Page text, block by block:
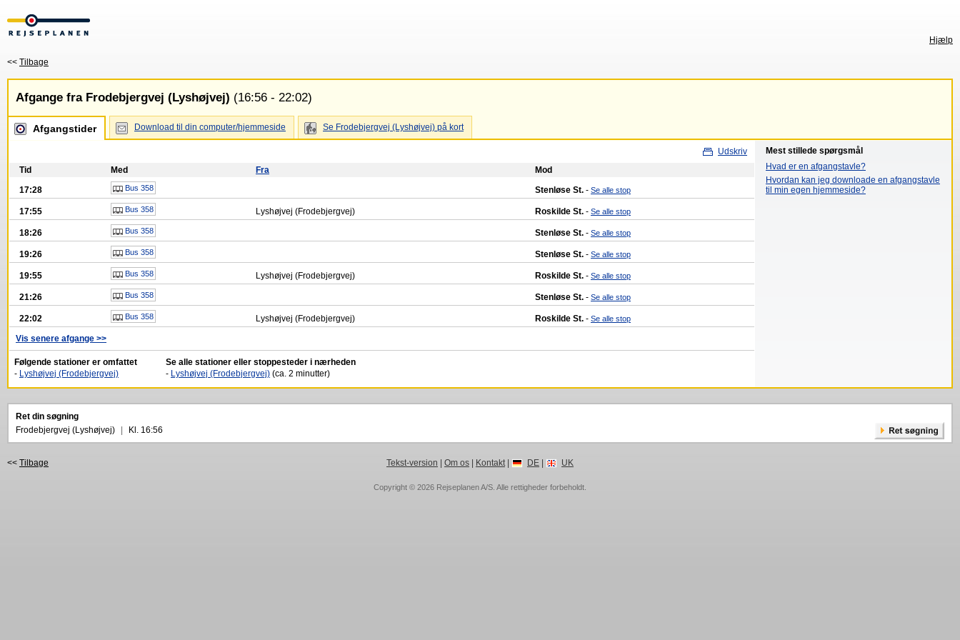
Hjælp
<< Tilbage
Afgange fra Frodebjergvej (Lyshøjvej) (16:56 - 22:02)
Afgangstider Download til din computer/hjemmeside Se Frodebjergvej (Lyshøjvej) på kort
Udskriv
Tid
Med Fra
Mod
17:28
Bus 358 Stenløse St. - Se alle stop
17:55 Bus 358 Lyshøjvej (Frodebjergvej) Roskilde St. - Se alle stop
18:26 Bus 358 Stenløse St. - Se alle stop
19:26 Bus 358 Stenløse St. - Se alle stop
19:55 Bus 358 Lyshøjvej (Frodebjergvej) Roskilde St. - Se alle stop
21:26 Bus 358 Stenløse St. - Se alle stop
22:02 Bus 358 Lyshøjvej (Frodebjergvej) Roskilde St. - Se alle stop
Vis senere afgange >>
Følgende stationer er omfattet
- Lyshøjvej (Frodebjergvej)
Se alle stationer eller stoppesteder i nærheden
- Lyshøjvej (Frodebjergvej) (ca. 2 minutter)
Mest stillede spørgsmål
Hvad er en afgangstavle?
Hvordan kan jeg downloade en afgangstavle
til min egen hjemmeside?
Ret din søgning
Frodebjergvej (Lyshøjvej)
Kl. 16:56
<< Tilbage Tekst-version Om os| Kontakt| DE| UK
Copyright © 2026 Rejseplanen A/S . Alle rettigheder forbeholdt.